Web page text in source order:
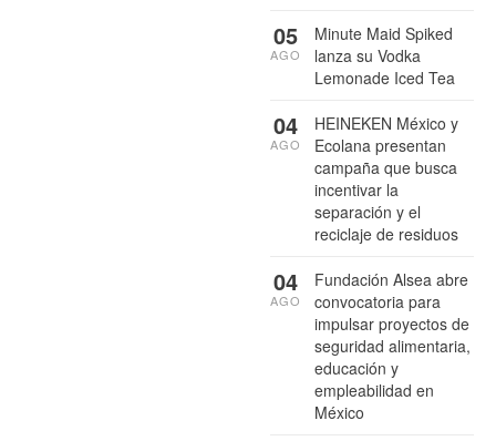
Minute Maid Spiked
lanza su Vodka
Lemonade Iced Tea
05
AGO
HEINEKEN México y
Ecolana presentan
campaña que busca
incentivar la
separación y el
reciclaje de residuos
04
AGO
Fundación Alsea abre
convocatoria para
impulsar proyectos de
seguridad alimentaria,
educación y
empleabilidad en
México
04
AGO